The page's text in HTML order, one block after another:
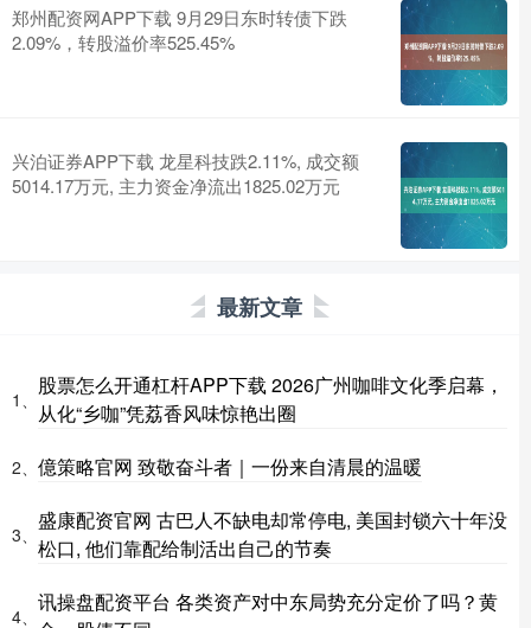
郑州配资网APP下载 9月29日东时转债下跌
2.09%，转股溢价率525.45%
兴泊证券APP下载 龙星科技跌2.11%, 成交额
5014.17万元, 主力资金净流出1825.02万元
最新文章
1、
股票怎么开通杠杆APP下载 2026广州咖啡文化季启幕，
从化“乡咖”凭荔香风味惊艳出圈
2、 億策略官网 致敬奋斗者｜一份来自清晨的温暖
3、
盛康配资官网 古巴人不缺电却常停电, 美国封锁六十年没
松口, 他们靠配给制活出自己的节奏
4、
讯操盘配资平台 各类资产对中东局势充分定价了吗？黄